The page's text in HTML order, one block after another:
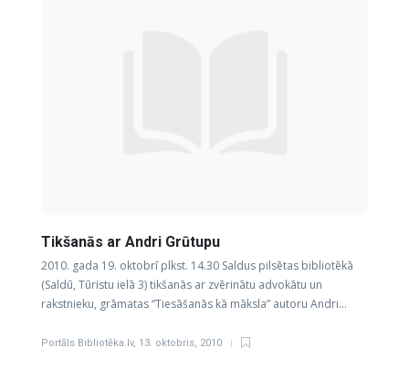
Tikšanās ar Andri Grūtupu
2010. gada 19. oktobrī plkst. 14.30 Saldus pilsētas bibliotēkā
(Saldū, Tūristu ielā 3) tikšanās ar zvērinātu advokātu un
rakstnieku, grāmatas “Tiesāšanās kā māksla” autoru Andri…
Portāls Bibliotēka.lv, 13. oktobris, 2010